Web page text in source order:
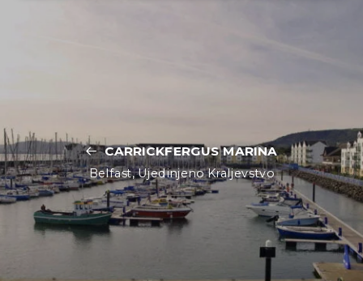
CARRICKFERGUS MARINA
Belfast, Ujedinjeno Kraljevstvo